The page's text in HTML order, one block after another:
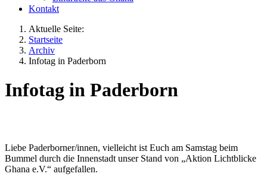
Kontakt
Aktuelle Seite:
Startseite
Archiv
Infotag in Paderborn
Infotag in Paderborn
Liebe Paderborner/innen, vielleicht ist Euch am Samstag beim
Bummel durch die Innenstadt unser Stand von „Aktion Lichtblicke
Ghana e.V.“ aufgefallen.